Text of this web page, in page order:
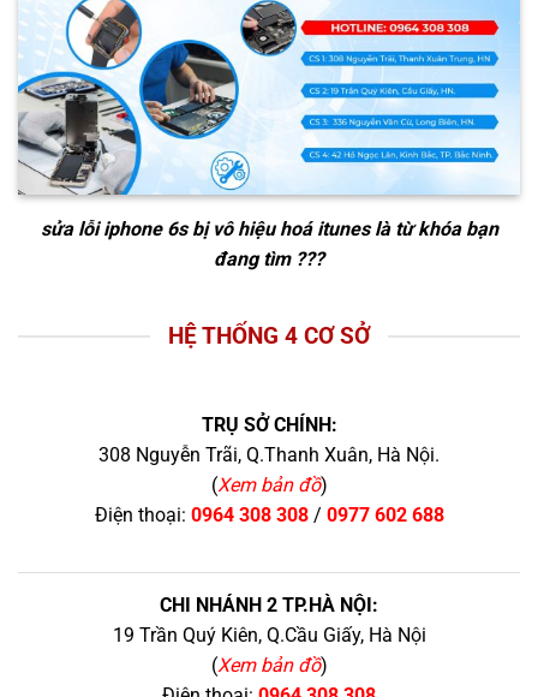
sửa lỗi iphone 6s bị vô hiệu hoá ituneslà từ khóa bạn
đang tìm ???
HỆ THỐNG 4 CƠ SỞ
TRỤ SỞ CHÍNH:
308 Nguyễn Trãi, Q.Thanh Xuân, Hà Nội.
(Xem bản đồ)
Điện thoại: 0964 308 308/ 0977 602 688
CHI NHÁNH 2 TP.HÀ NỘI:
19 Trần Quý Kiên, Q.Cầu Giấy, Hà Nội
(Xem bản đồ)